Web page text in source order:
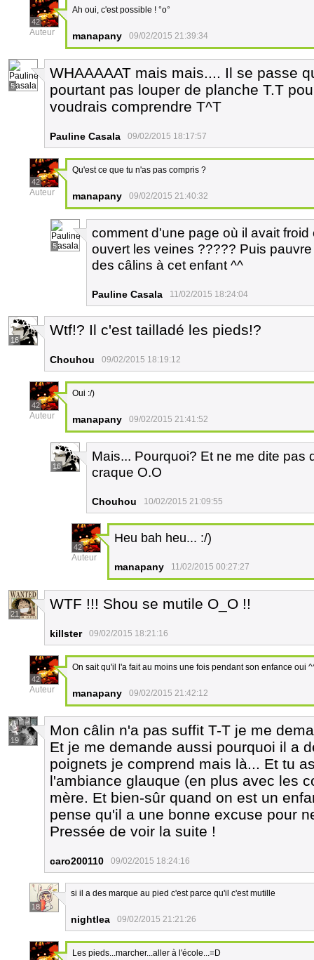
42
Auteur
Ah oui, c'est possible ! °o°
manapany 09/02/2015 21:39:34
5
WHAAAAAT mais mais.... Il se passe
pourtant pas louper de planche T.T
voudrais comprendre T^T
Pauline Casala 09/02/2015 18:17:57
42
Auteur
Qu'est ce que tu n'as pas compris ?
manapany 09/02/2015 21:40:32
5
comment d'une page où il avait
ouvert les veines ????? Puis
des câlins à cet enfant ^^
Pauline Casala 11/02/2015 18:24:04
16
Wtf!? Il c'est tailladé les pieds!?
Chouhou 09/02/2015 18:19:12
42
Auteur
Oui :/)
manapany 09/02/2015 21:41:52
16
Mais... Pourquoi? Et ne me dite pas
craque O.O
Chouhou 10/02/2015 21:09:55
42
Auteur
Heu bah heu... :/)
manapany 11/02/2015 00:27:27
21
WTF !!! Shou se mutile O_O !!
killster 09/02/2015 18:21:16
42
Auteur
On sait qu'il l'a fait au moins une fois pendant son enfance oui
manapany 09/02/2015 21:42:12
19
Mon câlin n'a pas suffit T-T je me
Et je me demande aussi pourquoi il a
poignets je comprend mais là... Et tu
l'ambiance glauque (en plus avec les
mère. Et bien-sûr quand on est un
pense qu'il a une bonne excuse pour
Pressée de voir la suite !
caro200110 09/02/2015 18:24:16
18
si il a des marque au pied c'est parce qu'il c'est mutille
nightlea 09/02/2015 21:21:26
Les pieds...marcher...aller à l'école...=D